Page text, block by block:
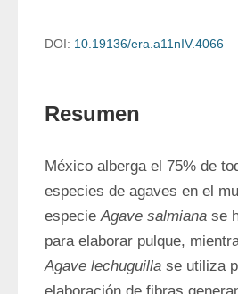
DOI: 10.19136/era.a11nIV.4066
Resumen
México alberga el 75% de
especies de agaves en el
especie Agave salmiana se
Agave lechuguilla se utiliza